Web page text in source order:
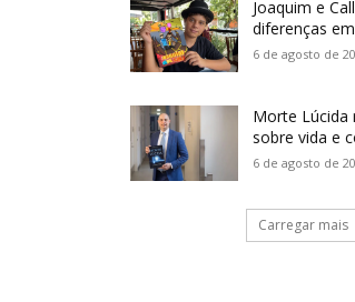
Joaquim e
diferenças
6 de agosto de
Morte Lúcida
sobre vida e
6 de agosto de
Carregar mais